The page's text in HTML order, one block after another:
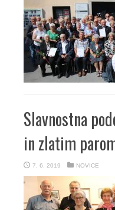
Slavnostna
in zlatim
7. 6. 2019 NOVICE